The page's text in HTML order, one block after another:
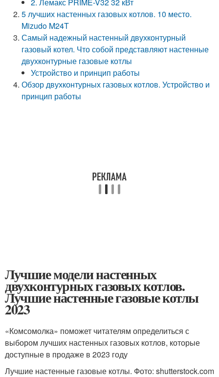
5 лучших настенных газовых котлов. 10 место.
Mizudo M24T
Самый надежный настенный двухконтурный
газовый котел. Что собой представляют настенные
двухконтурные газовые котлы
Устройство и принцип работы
Обзор двухконтурных газовых котлов. Устройство и
принцип работы
Лучшие модели настенных
двухконтурных газовых котлов.
Лучшие настенные газовые котлы
2023
«Комсомолка» поможет читателям определиться с
выбором лучших настенных газовых котлов, которые
доступные в продаже в 2023 году
Лучшие настенные газовые котлы. Фото: shutterstock.com